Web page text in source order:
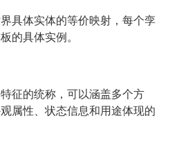
具体实体的等价映射，每个孪
的具体实例。
征的统称，可以涵盖多个方
属性、状态信息和用途体现的